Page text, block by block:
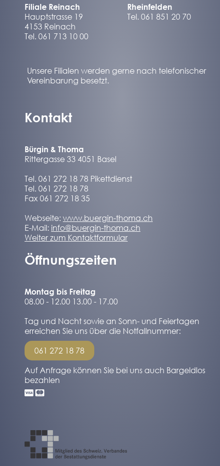
Filiale Reinach
Hauptstrasse 19
4153 Reinach
Tel. 061 713 10 00
Rheinfelden
Tel. 061 851 20 70
Unsere Filialen werden gerne nach telefonischer
Vereinbarung besetzt.
Kontakt
Bürgin & Thoma
Rittergasse 33 4051 Basel
Tel. 061 272 18 78 Pikettdienst
Tel. 061 272 18 78
Fax 061 272 18 35
Webseite: www.buergin-thoma.ch
E-Mail: info@buergin-thoma.ch
Weiter zum Kontaktformular
Öffnungszeiten
Montag bis Freitag
08.00 - 12.00 13.00 - 17.00
Tag und Nacht sowie an Sonn- und Feiertagen
erreichen Sie uns über die Notfallnummer:
061 272 18 78
Auf Anfrage können Sie bei uns auch Bargeldlos
bezahlen